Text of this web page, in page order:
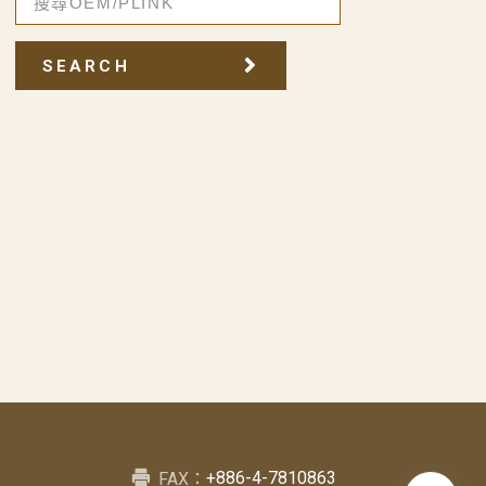
SEARCH
FAX：+886-4-7810863